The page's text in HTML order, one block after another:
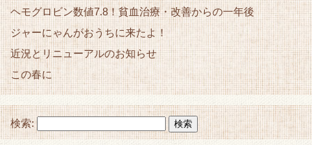
ヘモグロビン数値7.8！貧血治療・改善からの一年後
ジャーにゃんがおうちに来たよ！
近況とリニューアルのお知らせ
この春に
検索: